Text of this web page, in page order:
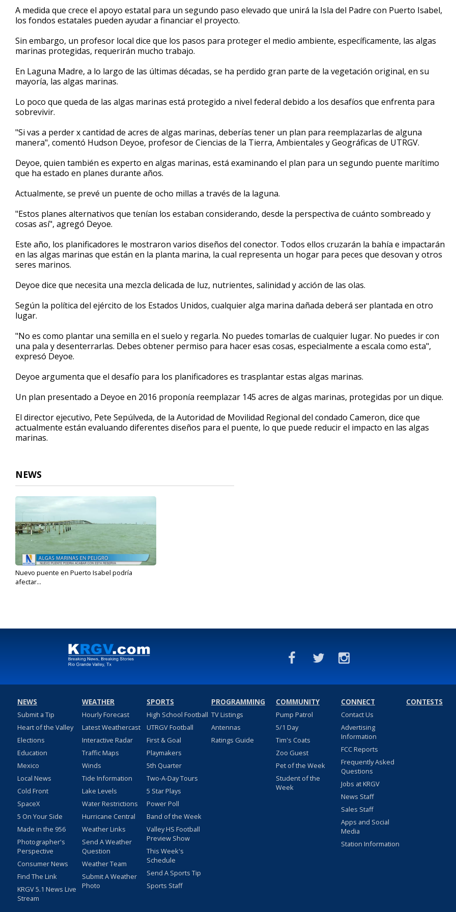
2
minutes,
21
90%
A medida que crece el apoyo estatal para un segundo paso elevado que unirá la Isla del Padre con Puerto Isabel,
los fondos estatales pueden ayudar a financiar el proyecto.
Sin embargo, un profesor local dice que los pasos para proteger el medio ambiente, específicamente, las algas
marinas protegidas, requerirán mucho trabajo.
En Laguna Madre, a lo largo de las últimas décadas, se ha perdido gran parte de la vegetación original, en su
mayoría, las algas marinas.
Lo poco que queda de las algas marinas está protegido a nivel federal debido a los desafíos que enfrenta para
sobrevivir.
"Si vas a perder x cantidad de acres de algas marinas, deberías tener un plan para reemplazarlas de alguna
manera", comentó Hudson Deyoe, profesor de Ciencias de la Tierra, Ambientales y Geográficas de UTRGV.
Deyoe, quien también es experto en algas marinas, está examinando el plan para un segundo puente marítimo
que ha estado en planes durante años.
Actualmente, se prevé un puente de ocho millas a través de la laguna.
"Estos planes alternativos que tenían los estaban considerando, desde la perspectiva de cuánto sombreado y
cosas así", agregó Deyoe.
Este año, los planificadores le mostraron varios diseños del conector. Todos ellos cruzarán la bahía e impactarán
en las algas marinas que están en la planta marina, la cual representa un hogar para peces que desovan y otros
seres marinos.
Deyoe dice que necesita una mezcla delicada de luz, nutrientes, salinidad y acción de las olas.
Según la política del ejército de los Estados Unidos, cualquier alga marina dañada deberá ser plantada en otro
lugar.
"No es como plantar una semilla en el suelo y regarla. No puedes tomarlas de cualquier lugar. No puedes ir con
una pala y desenterrarlas. Debes obtener permiso para hacer esas cosas, especialmente a escala como esta",
expresó Deyoe.
Deyoe argumenta que el desafío para los planificadores es trasplantar estas algas marinas.
Un plan presentado a Deyoe en 2016 proponía reemplazar 145 acres de algas marinas, protegidas por un dique.
El director ejecutivo, Pete Sepúlveda, de la Autoridad de Movilidad Regional del condado Cameron, dice que
actualmente están evaluando diferentes diseños para el puente, lo que puede reducir el impacto en las algas
marinas.
NEWS
Nuevo puente en Puerto Isabel podría
afectar...
NEWS
Submit a Tip
Heart of the Valley
Elections
Education
Mexico
Local News
Cold Front
SpaceX
5 On Your Side
Made in the 956
Photographer's
Perspective
Consumer News
Find The Link
KRGV 5.1 News Live
Stream
WEATHER
Hourly Forecast
Latest Weathercast
Interactive Radar
Traffic Maps
Winds
Tide Information
Lake Levels
Water Restrictions
Hurricane Central
Weather Links
Send A Weather
Question
Weather Team
Submit A Weather
Photo
SPORTS
High School Football
UTRGV Football
First & Goal
Playmakers
5th Quarter
Two-A-Day Tours
5 Star Plays
Power Poll
Band of the Week
Valley HS Football
Preview Show
This Week's
Schedule
Send A Sports Tip
Sports Staff
PROGRAMMING
TV Listings
Antennas
Ratings Guide
COMMUNITY
Pump Patrol
5/1 Day
Tim's Coats
Zoo Guest
Pet of the Week
Student of the
Week
CONNECT
Contact Us
Advertising
Information
FCC Reports
Frequently Asked
Questions
Jobs at KRGV
News Staff
Sales Staff
Apps and Social
Media
Station Information
CONTESTS